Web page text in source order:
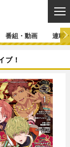
マンガ
音楽
イベント
カバー
レポート
連載一覧
ラジオ
番組・動画 連載
ブ！